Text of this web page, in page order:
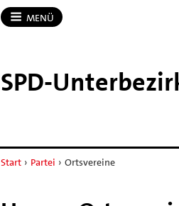
MENÜ
SPD-​
Start › Partei › Ortsvereine